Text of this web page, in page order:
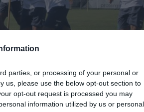
parties, or processing of your personal or
us, please use the below opt-out section to
opt-out request is processed you may
information utilized by us or personal